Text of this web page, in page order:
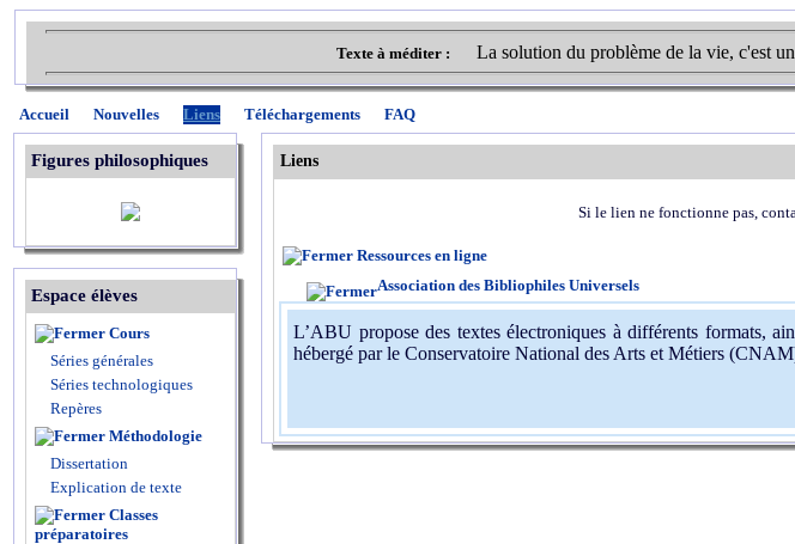
Texte à méditer : La solution du problème de la vie, c'est
Accueil Nouvelles Liens Téléchargements FAQ
Figures philosophiques
Espace élèves
Cours
Séries générales
Séries technologiques
Repères
Méthodologie
Dissertation
Explication de texte
Classes
préparatoires
Liens
Si le lien ne fonctionne pas,
Ressources en ligne
Association des Bibliophiles Universels
L’ABU propose des textes électroniques à différents formats,
hébergé par le Conservatoire National des Arts et Métiers